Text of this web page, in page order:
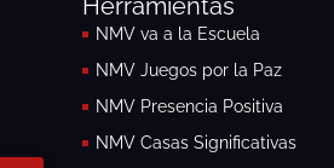
r
a
Herramientas
NMV va a la Escuela
NMV Juegos por la Paz
NMV Presencia Positiva
NMV Casas Significativas